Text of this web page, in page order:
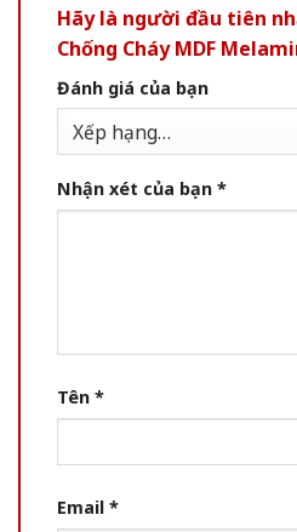
Hãy là người đầu tiên
Chống Cháy MDF
Đánh giá của bạn
Nhận xét của bạn *
Tên *
Email *